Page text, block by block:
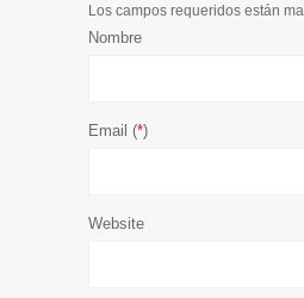
Los campos requeridos están
Nombre
Email (*)
Website